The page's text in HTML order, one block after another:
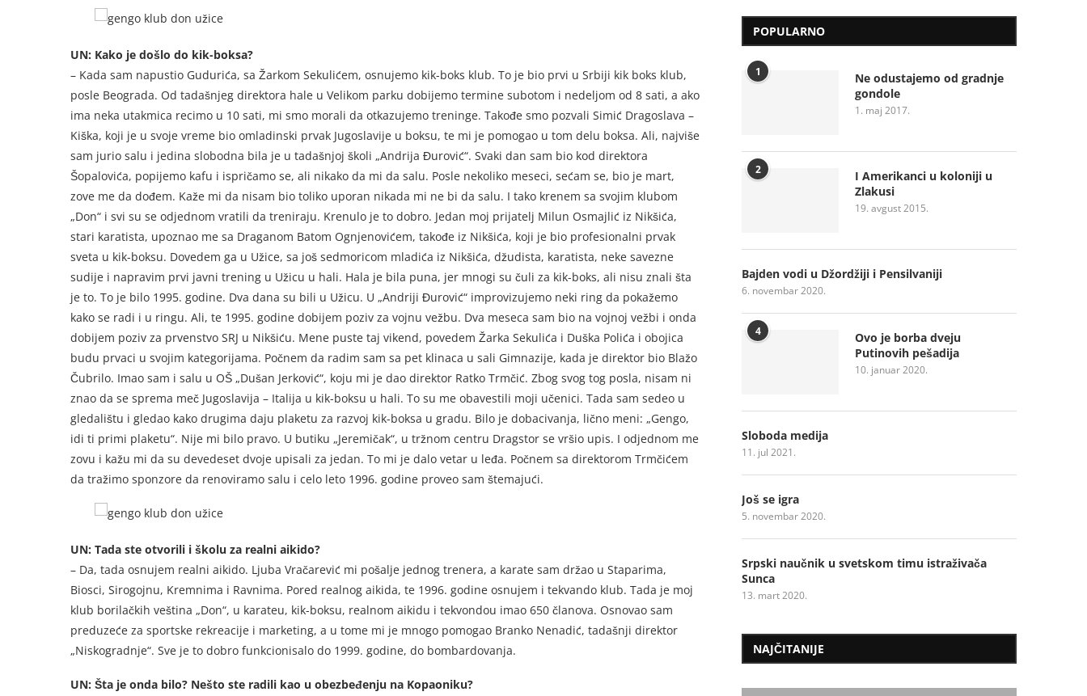
UN: Kako je došlo do kik-boksa?
– Kada sam napustio Gudurića, sa Žarkom Sekulićem, osnujemo kik-boks klub. To je bio prvi u Srbiji kik boks klub,
posle Beograda. Od tadašnjeg direktora hale u Velikom parku dobijemo termine subotom i nedeljom od 8 sati, a ako
ima neka utakmica recimo u 10 sati, mi smo morali da otkazujemo treninge. Takođe smo pozvali Simić Dragoslava –
Kiška, koji je u svoje vreme bio omladinski prvak Jugoslavije u boksu, te mi je pomogao u tom delu boksa. Ali, najviše
sam jurio salu i jedina slobodna bila je u tadašnjoj školi „Andrija Đurović“. Svaki dan sam bio kod direktora
Šopalovića, popijemo kafu i ispričamo se, ali nikako da mi da salu. Posle nekoliko meseci, sećam se, bio je mart,
zove me da dođem. Kaže mi da nisam bio toliko uporan nikada mi ne bi da salu. I tako krenem sa svojim klubom
„Don“ i svi su se odjednom vratili da treniraju. Krenulo je to dobro. Jedan moj prijatelj Milun Osmajlić iz Nikšića,
stari karatista, upoznao me sa Draganom Batom Ognjenovićem, takođe iz Nikšića, koji je bio profesionalni prvak
sveta u kik-boksu. Dovedem ga u Užice, sa još sedmoricom mladića iz Nikšića, džudista, karatista, neke savezne
sudije i napravim prvi javni trening u Užicu u hali. Hala je bila puna, jer mnogi su čuli za kik-boks, ali nisu znali šta
je to. To je bilo 1995. godine. Dva dana su bili u Užicu. U „Andriji Đurović“ improvizujemo neki ring da pokažemo
kako se radi i u ringu. Ali, te 1995. godine dobijem poziv za vojnu vežbu. Dva meseca sam bio na vojnoj vežbi i onda
dobijem poziv za prvenstvo SRJ u Nikšiću. Mene puste taj vikend, povedem Žarka Sekulića i Duška Polića i obojica
budu prvaci u svojim kategorijama. Počnem da radim sam sa pet klinaca u sali Gimnazije, kada je direktor bio Blažo
Čubrilo. Imao sam i salu u OŠ „Dušan Jerković“, koju mi je dao direktor Ratko Trmčić. Zbog svog tog posla, nisam ni
znao da se sprema meč Jugoslavija – Italija u kik-boksu u hali. To su me obavestili moji učenici. Tada sam sedeo u
gledalištu i gledao kako drugima daju plaketu za razvoj kik-boksa u gradu. Bilo je dobacivanja, lično meni: „Gengo,
idi ti primi plaketu“. Nije mi bilo pravo. U butiku „Jeremičak“, u tržnom centru Dragstor se vršio upis. I odjednom me
zovu i kažu mi da su devedeset dvoje upisali za jedan. To mi je dalo vetar u leđa. Počnem sa direktorom Trmčićem
da tražimo sponzore da renoviramo salu i celo leto 1996. godine proveo sam štemajući.
UN: Tada ste otvorili i školu za realni aikido?
– Da, tada osnujem realni aikido. Ljuba Vračarević mi pošalje jednog trenera, a karate sam držao u Staparima,
Biosci, Sirogojnu, Kremnima i Ravnima. Pored realnog aikida, te 1996. godine osnujem i tekvando klub. Tada je moj
klub borilačkih veština „Don“, u karateu, kik-boksu, realnom aikidu i tekvondou imao 650 članova. Osnovao sam
preduzeće za sportske rekreacije i marketing, a u tome mi je mnogo pomogao Branko Nenadić, tadašnji direktor
„Niskogradnje“. Sve je to dobro funkcionisalo do 1999. godine, do bombardovanja.
UN: Šta je onda bilo? Nešto ste radili kao u obezbeđenju na Kopaoniku?
POPULARNO
1
Ne odustajemo od gradnje
gondole
1. maj 2017.
2
I Amerikanci u koloniji u
Zlakusi
19. avgust 2015.
Bajden vodi u Džordžiji i Pensilvaniji
6. novembar 2020.
4
Ovo je borba dveju
Putinovih pešadija
10. januar 2020.
Sloboda medija
11. jul 2021.
Još se igra
5. novembar 2020.
Srpski naučnik u svetskom timu istraživača
Sunca
13. mart 2020.
NAJČITANIJE